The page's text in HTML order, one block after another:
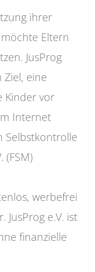
ihrer
Eltern
JusProg
eine
Kinder vor
Internet
Selbstkontrolle
(FSM)
werbefrei
e.V. ist
finanzielle